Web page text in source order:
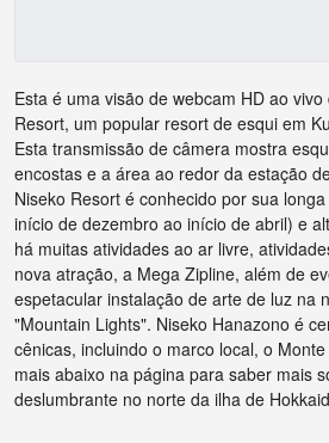
Esta é uma visão de webcam HD ao
Resort, um popular resort de esqui em
Esta transmissão de câmera mostra
encostas e a área ao redor da estação
Niseko Resort é conhecido por sua
início de dezembro ao início de abril) e
há muitas atividades ao ar livre,
nova atração, a Mega Zipline, além de
espetacular instalação de arte de luz na
"Mountain Lights". Niseko Hanazono é
cênicas, incluindo o marco local, o
mais abaixo na página para saber mais
deslumbrante no norte da ilha de